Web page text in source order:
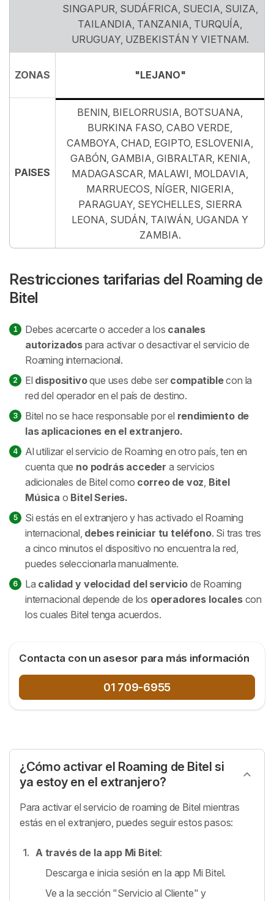
SINGAPUR, SUDÁFRICA, SUECIA, SUIZA,
TAILANDIA, TANZANIA, TURQUÍA,
URUGUAY, UZBEKISTÁN Y VIETNAM.
ZONAS "LEJANO"
PAISES
BENIN, BIELORRUSIA, BOTSUANA,
BURKINA FASO, CABO VERDE,
CAMBOYA, CHAD, EGIPTO, ESLOVENIA,
GABÓN, GAMBIA, GIBRALTAR, KENIA,
MADAGASCAR, MALAWI, MOLDAVIA,
MARRUECOS, NÍGER, NIGERIA,
PARAGUAY, SEYCHELLES, SIERRA
LEONA, SUDÁN, TAIWÁN, UGANDA Y
ZAMBIA.
Restricciones tarifarias del Roaming de
Bitel
Debes acercarte o acceder a los canales
autorizados para activar o desactivar el servicio de
Roaming internacional.
El dispositivoque uses debe ser compatiblecon la
red del operador en el país de destino.
Bitel no se hace responsable por el rendimiento de
las aplicaciones en el extranjero.
Al utilizar el servicio de Roaming en otro país, ten en
cuenta que no podrás acceder a servicios
adicionales de Bitel como correo de voz Bitel
Música o Bitel Series.
Si estás en el extranjero y has activado el Roaming
internacional, debes reiniciar tu teléfono. Si tras tres
a cinco minutos el dispositivo no encuentra la red,
puedes seleccionarla manualmente.
La calidad y velocidad del serviciode Roaming
internacional depende de los operadores locales con
los cuales Bitel tenga acuerdos.
Contacta con un asesor para más información
01 709-6955
¿Cómo activar el Roaming de Bitel si
ya estoy en el extranjero?
Para activar el servicio de roaming de Bitel mientras
estás en el extranjero, puedes seguir estos pasos:
A través de la app Mi Bitel:
Descarga e inicia sesión en la app Mi Bitel.
Ve a la sección "Servicio al Cliente" y